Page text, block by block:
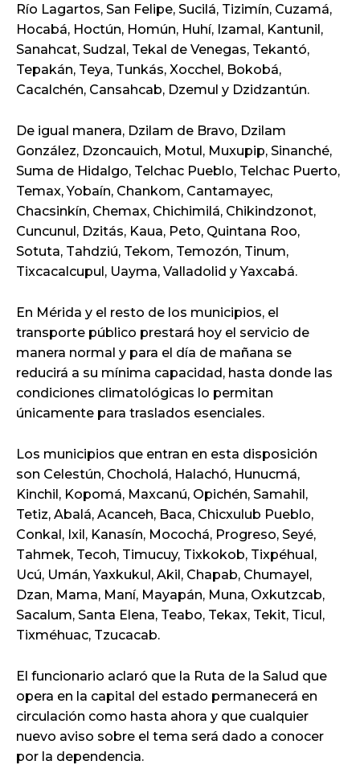
Río Lagartos, San Felipe, Sucilá, Tizimín, Cuzamá,
Hocabá, Hoctún, Homún, Huhí, Izamal, Kantunil,
Sanahcat, Sudzal, Tekal de Venegas, Tekantó,
Tepakán, Teya, Tunkás, Xocchel, Bokobá,
Cacalchén, Cansahcab, Dzemul y Dzidzantún.
De igual manera, Dzilam de Bravo, Dzilam
González, Dzoncauich, Motul, Muxupip, Sinanché,
Suma de Hidalgo, Telchac Pueblo, Telchac Puerto,
Temax, Yobaín, Chankom, Cantamayec,
Chacsinkín, Chemax, Chichimilá, Chikindzonot,
Cuncunul, Dzitás, Kaua, Peto, Quintana Roo,
Sotuta, Tahdziú, Tekom, Temozón, Tinum,
Tixcacalcupul, Uayma, Valladolid y Yaxcabá.
En Mérida y el resto de los municipios, el
transporte público prestará hoy el servicio de
manera normal y para el día de mañana se
reducirá a su mínima capacidad, hasta donde las
condiciones climatológicas lo permitan
únicamente para traslados esenciales.
Los municipios que entran en esta disposición
son Celestún, Chocholá, Halachó, Hunucmá,
Kinchil, Kopomá, Maxcanú, Opichén, Samahil,
Tetiz, Abalá, Acanceh, Baca, Chicxulub Pueblo,
Conkal, Ixil, Kanasín, Mocochá, Progreso, Seyé,
Tahmek, Tecoh, Timucuy, Tixkokob, Tixpéhual,
Ucú, Umán, Yaxkukul, Akil, Chapab, Chumayel,
Dzan, Mama, Maní, Mayapán, Muna, Oxkutzcab,
Sacalum, Santa Elena, Teabo, Tekax, Tekit, Ticul,
Tixméhuac, Tzucacab.
El funcionario aclaró que la Ruta de la Salud que
opera en la capital del estado permanecerá en
circulación como hasta ahora y que cualquier
nuevo aviso sobre el tema será dado a conocer
por la dependencia.